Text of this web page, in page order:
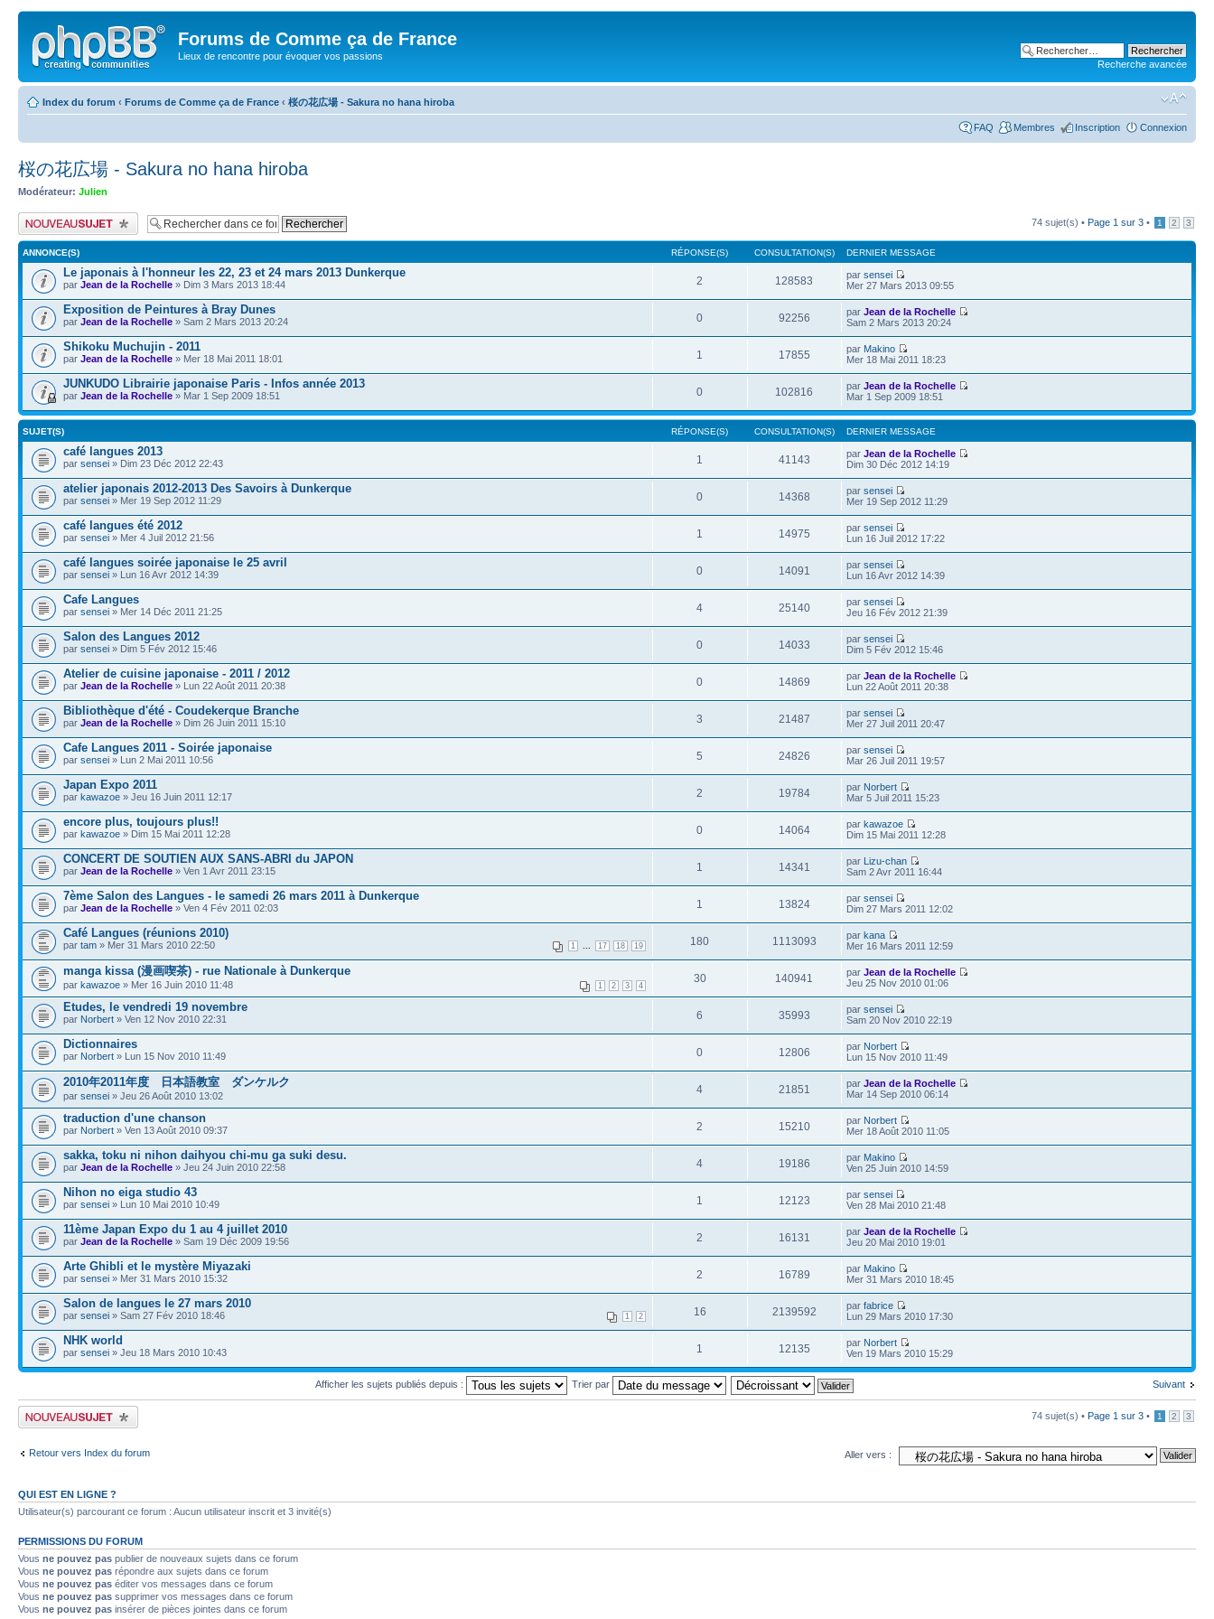
Forums de Comme ça de France
Lieux de rencontre pour évoquer vos passions
Recherche avancée
Index du forum ‹ Forums de Comme ça de France ‹ 桜の花広場 - Sakura no hana hiroba
FAQ Membres Inscription Connexion
桜の花広場 - Sakura no hana hiroba
Modérateur: Julien
Publier un nouveau sujet 74 sujet(s) • Page 1 sur 3 • 1 2 3
ANNONCE(S) RÉPONSE(S) CONSULTATION(S) DERNIER MESSAGE
Le japonais à l'honneur les 22, 23 et 24 mars 2013 Dunkerque
par Jean de la Rochelle » Dim 3 Mars 2013 18:44 2 128583 parsensei
Mer 27 Mars 2013 09:55
Exposition de Peintures à Bray Dunes
par Jean de la Rochelle » Sam 2 Mars 2013 20:24 0 92256 parJean de la Rochelle
Sam 2 Mars 2013 20:24
Shikoku Muchujin - 2011
par Jean de la Rochelle » Mer 18 Mai 2011 18:01 1 17855 par Makino
Mer 18 Mai 2011 18:23
JUNKUDO Librairie japonaise Paris - Infos année 2013
par Jean de la Rochelle » Mar 1 Sep 2009 18:51 0 102816 parJean de la Rochelle
Mar 1 Sep 2009 18:51
SUJET(S) RÉPONSE(S) CONSULTATION(S) DERNIER MESSAGE
café langues 2013
par sensei » Dim 23 Déc 2012 22:43 1 41143 parJean de la Rochelle
Dim 30 Déc 2012 14:19
atelier japonais 2012-2013 Des Savoirs à Dunkerque
par sensei » Mer 19 Sep 2012 11:29 0 14368 parsensei
Mer 19 Sep 2012 11:29
café langues été 2012
par sensei » Mer 4 Juil 2012 21:56 1 14975 parsensei
Lun 16 Juil 2012 17:22
café langues soirée japonaise le 25 avril
par sensei » Lun 16 Avr 2012 14:39 0 14091 parsensei
Lun 16 Avr 2012 14:39
Cafe Langues
par sensei » Mer 14 Déc 2011 21:25 4 25140 parsensei
Jeu 16 Fév 2012 21:39
Salon des Langues 2012
par sensei » Dim 5 Fév 2012 15:46 0 14033 parsensei
Dim 5 Fév 2012 15:46
Atelier de cuisine japonaise - 2011 / 2012
par Jean de la Rochelle » Lun 22 Août 2011 20:38 0 14869 parJean de la Rochelle
Lun 22 Août 2011 20:38
Bibliothèque d'été - Coudekerque Branche
par Jean de la Rochelle » Dim 26 Juin 2011 15:10 3 21487 parsensei
Mer 27 Juil 2011 20:47
Cafe Langues 2011 - Soirée japonaise
par sensei » Lun 2 Mai 2011 10:56 5 24826 parsensei
Mar 26 Juil 2011 19:57
Japan Expo 2011
par kawazoe » Jeu 16 Juin 2011 12:17 2 19784 par Norbert
Mar 5 Juil 2011 15:23
encore plus, toujours plus!!
par kawazoe » Dim 15 Mai 2011 12:28 0 14064 parkawazoe
Dim 15 Mai 2011 12:28
CONCERT DE SOUTIEN AUX SANS‐ABRI du JAPON
par Jean de la Rochelle » Ven 1 Avr 2011 23:15 1 14341 par Lizu-chan
Sam 2 Avr 2011 16:44
7ème Salon des Langues - le samedi 26 mars 2011 à Dunkerque
par Jean de la Rochelle » Ven 4 Fév 2011 02:03 1 13824 parsensei
Dim 27 Mars 2011 12:02
Café Langues (réunions 2010)
1 17 18 19
par tam » Mer 31 Mars 2010 22:50 180 1113093 parkana
Mer 16 Mars 2011 12:59
manga kissa (漫画喫茶) - rue Nationale à Dunkerque
1 2 3 4
par kawazoe » Mer 16 Juin 2010 11:48 30 140941 parJean de la Rochelle
Jeu 25 Nov 2010 01:06
Etudes, le vendredi 19 novembre
par Norbert » Ven 12 Nov 2010 22:31 6 35993 parsensei
Sam 20 Nov 2010 22:19
Dictionnaires
par Norbert » Lun 15 Nov 2010 11:49 0 12806 par Norbert
Lun 15 Nov 2010 11:49
2010年2011年度 日本語教室 ダンケルク
par sensei » Jeu 26 Août 2010 13:02 4 21851 parJean de la Rochelle
Mar 14 Sep 2010 06:14
traduction d'une chanson
par Norbert » Ven 13 Août 2010 09:37 2 15210 par Norbert
Mer 18 Août 2010 11:05
sakka, toku ni nihon daihyou chi-mu ga suki desu.
par Jean de la Rochelle » Jeu 24 Juin 2010 22:58 4 19186 par Makino
Ven 25 Juin 2010 14:59
Nihon no eiga studio 43
par sensei » Lun 10 Mai 2010 10:49 1 12123 parsensei
Ven 28 Mai 2010 21:48
11ème Japan Expo du 1 au 4 juillet 2010
par Jean de la Rochelle » Sam 19 Déc 2009 19:56 2 16131 parJean de la Rochelle
Jeu 20 Mai 2010 19:01
Arte Ghibli et le mystère Miyazaki
par sensei » Mer 31 Mars 2010 15:32 2 16789 par Makino
Mer 31 Mars 2010 18:45
Salon de langues le 27 mars 2010
1 2
par sensei » Sam 27 Fév 2010 18:46 16 2139592 parfabrice
Lun 29 Mars 2010 17:30
NHK world
par sensei » Jeu 18 Mars 2010 10:43 1 12135 par Norbert
Ven 19 Mars 2010 15:29
Suivant
Afficher les sujets publiés depuis : Trier par
Publier un nouveau sujet 74 sujet(s) • Page 1 sur 3 • 1 2 3
Retour vers Index du forum Aller vers :
QUI EST EN LIGNE ?
Utilisateur(s) parcourant ce forum : Aucun utilisateur inscrit et 3 invité(s)
PERMISSIONS DU FORUM
Vous ne pouvez pas publier de nouveaux sujets dans ce forum
Vous ne pouvez pas répondre aux sujets dans ce forum
Vous ne pouvez pas éditer vos messages dans ce forum
Vous ne pouvez pas supprimer vos messages dans ce forum
Vous ne pouvez pas insérer de pièces jointes dans ce forum